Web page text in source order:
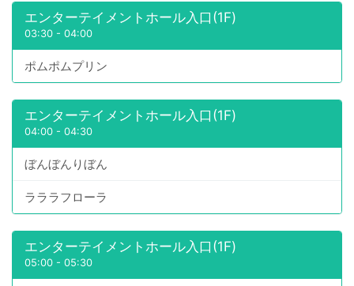
エンターテイメントホール入口(1F)
03:30 - 04:00
ポムポムプリン
エンターテイメントホール入口(1F)
04:00 - 04:30
ぼんぼんりぼん
ラララフローラ
エンターテイメントホール入口(1F)
05:00 - 05:30